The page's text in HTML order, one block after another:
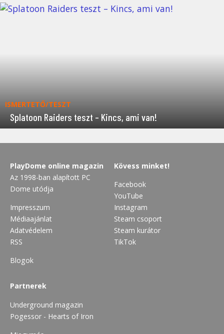
ISMERTETŐ/TESZT
Splatoon Raiders teszt – Kincs, ami van!
PlayDome online magazin
Az 1998-ban alapított PC
Dome utódja
Impresszum
Médiaajánlat
Adatvédelem
RSS
Blogok
Kövess minket!
Facebook
YouTube
Instagram
Steam csoport
Steam kurátor
TikTok
Partnerek
Underground magazin
Pogessor - Hearts of Iron